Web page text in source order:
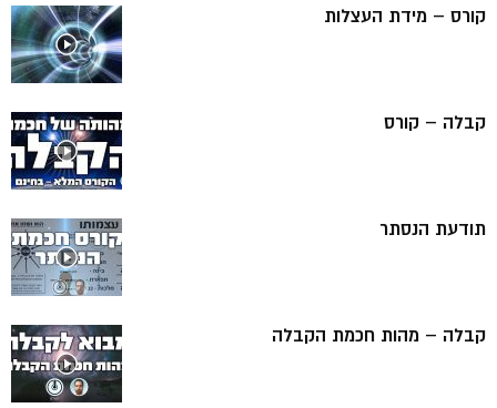
קורס – מידת העצלות
קבלה – קורס
תודעת הנסתר
קבלה – מהות חכמת הקבלה